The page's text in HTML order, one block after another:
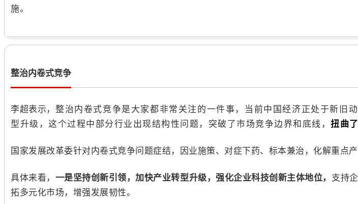
施。
整治内卷式竞争
李超表示， 整治内卷式竞争是大家都非常关注的一件事 ，当前中国经济正处于新旧
型升级，这个过程中部分行业出现结构性问题，突破了市场竞争边界和底线， 扭曲
国家发展改革委针对内卷式竞争问题症结，因业施策、对症下药、标本兼治，化解重点
具体来看， 一是坚持创新引领，加快产业转型升级，强化企业科技创新主体地位， 支持
拓多元化市场，增强发展韧性。